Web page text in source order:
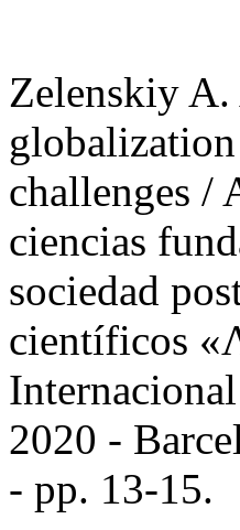
Zelenskiy
challenges /
ciencias
sociedad
científicos
2020 -
- pp. 13-15.